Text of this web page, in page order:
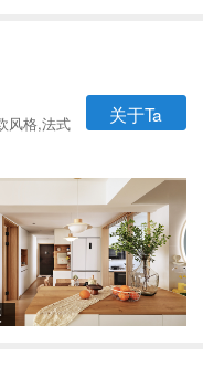
风格,法式
关于Ta